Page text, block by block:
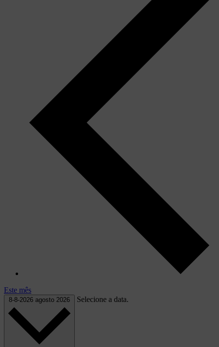
Este mês
8-8-2026 agosto 2026 Selecione a data.